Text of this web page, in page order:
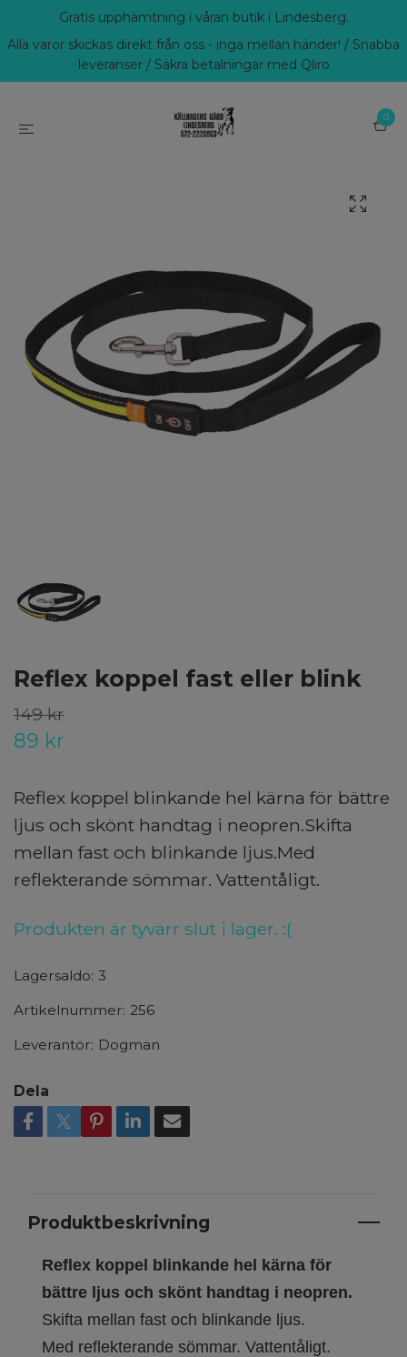
Gratis upphämtning i våran butik i Lindesberg.
Alla varor skickas direkt från oss - inga mellan händer! / Snabba
leveranser / Säkra betalningar med Qliro
0
Reflex koppel fast eller blink
149 kr
89 kr
Reflex koppel blinkande hel kärna för bättre
ljus och skönt handtag i neopren.Skifta
mellan fast och blinkande ljus.Med
reflekterande sömmar. Vattentåligt.
Produkten är tyvärr slut i lager. :(
Lagersaldo: 3
Artikelnummer: 256
Leverantör: Dogman
Dela
Produktbeskrivning
Reflex koppel blinkande hel kärna för
bättre ljus och skönt handtag i neopren.
Skifta mellan fast och blinkande ljus.
Med reflekterande sömmar. Vattentåligt.